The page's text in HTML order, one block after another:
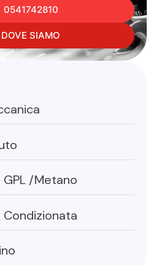
0541742810
DOVE SIAMO
/Metano
Condizionata